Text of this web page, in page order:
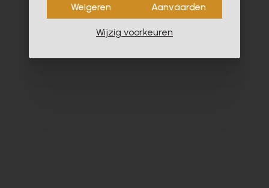
Weigeren Aanvaarden
Wijzig voorkeuren